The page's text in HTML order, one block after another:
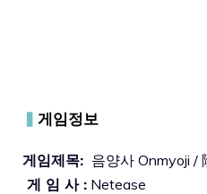
▍ 게임정보
게임제목: 음양사 Onmyoji /
게 임 사 : Netease